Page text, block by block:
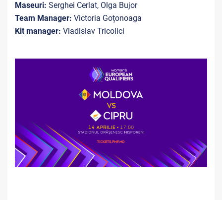
Maseuri: Serghei Cerlat, Olga Bujor
Team Manager: Victoria Goțonoaga
Kit manager: Vladislav Tricolici